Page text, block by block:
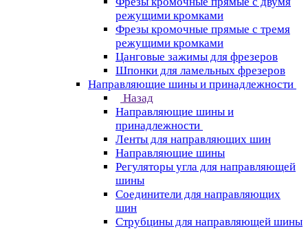
режущими кромками
Фрезы кромочные прямые с тремя
режущими кромками
Цанговые зажимы для фрезеров
Шпонки для ламельных фрезеров
Направляющие шины и принадлежности
Назад
Направляющие шины и
принадлежности
Ленты для направляющих шин
Направляющие шины
Регуляторы угла для направляющей
шины
Соединители для направляющих
шин
Струбцины для направляющей шины